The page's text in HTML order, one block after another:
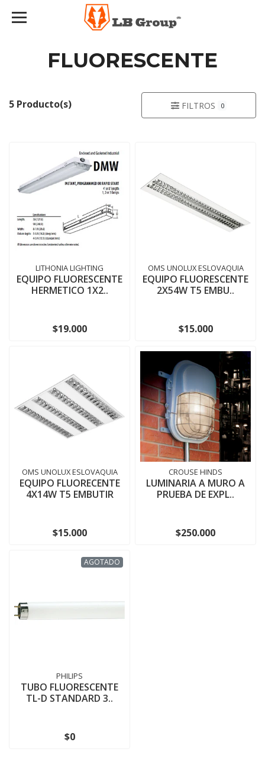
FLUORESCENTE
5 Producto(s) FILTROS 0
LITHONIA LIGHTING
EQUIPO FLUORESCENTE
HERMETICO 1X2..
$19.000
OMS UNOLUX ESLOVAQUIA
EQUIPO FLUORESCENTE
2X54W T5 EMBU..
$15.000
OMS UNOLUX ESLOVAQUIA
EQUIPO FLUORECENTE
4X14W T5 EMBUTIR
$15.000
CROUSE HINDS
LUMINARIA A MURO A
PRUEBA DE EXPL..
$250.000
AGOTADO
PHILIPS
TUBO FLUORESCENTE
TL-D STANDARD 3..
$0